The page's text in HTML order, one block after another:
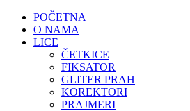
POČETNA
O NAMA
LICE
ČETKICE
FIKSATOR
GLITER PRAH
KOREKTORI
PRAJMERI